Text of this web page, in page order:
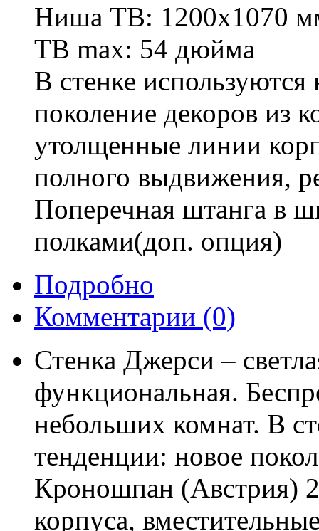
Ниша ТВ: 1200х1070
ТВ max: 54 дюйма
В стенке
поколение декоров из
утолщенные линии
полного выдвижения,
Поперечная штанга в
полками(доп. опция)
Подробно
Комментарии (0)
Стенка Джерси –
функциональная.
небольших комнат. В
тенденции: новое
Кроношпан (Австрия)
корпуса,